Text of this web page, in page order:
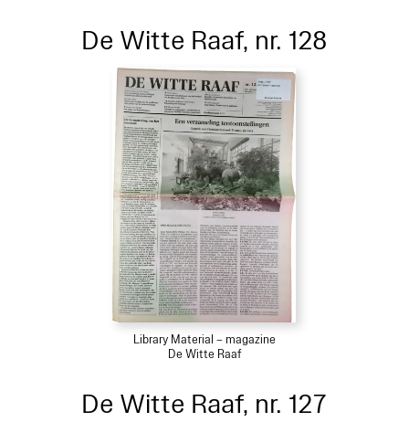
De Witte Raaf, nr. 128
Library Material – magazine
De Witte Raaf
De Witte Raaf, nr. 127